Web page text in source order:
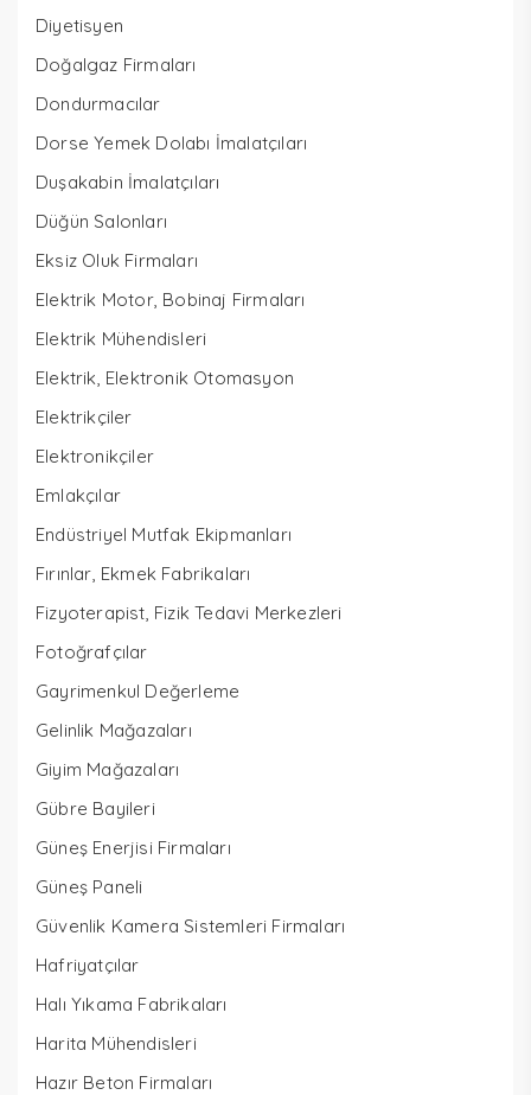
Diyetisyen
Doğalgaz Firmaları
Dondurmacılar
Dorse Yemek Dolabı İmalatçıları
Duşakabin İmalatçıları
Düğün Salonları
Eksiz Oluk Firmaları
Elektrik Motor, Bobinaj Firmaları
Elektrik Mühendisleri
Elektrik, Elektronik Otomasyon
Elektrikçiler
Elektronikçiler
Emlakçılar
Endüstriyel Mutfak Ekipmanları
Fırınlar, Ekmek Fabrikaları
Fizyoterapist, Fizik Tedavi Merkezleri
Fotoğrafçılar
Gayrimenkul Değerleme
Gelinlik Mağazaları
Giyim Mağazaları
Gübre Bayileri
Güneş Enerjisi Firmaları
Güneş Paneli
Güvenlik Kamera Sistemleri Firmaları
Hafriyatçılar
Halı Yıkama Fabrikaları
Harita Mühendisleri
Hazır Beton Firmaları